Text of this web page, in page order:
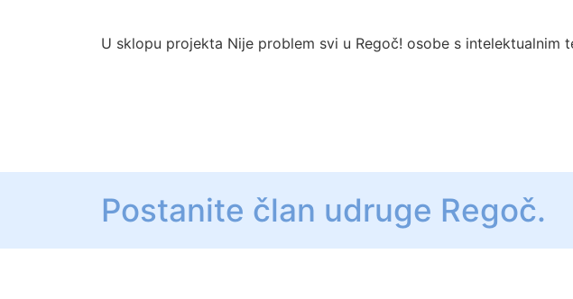
U sklopu projekta Nije problem svi u Regoč! osobe s intelektualnim
Postanite član udruge Regoč.